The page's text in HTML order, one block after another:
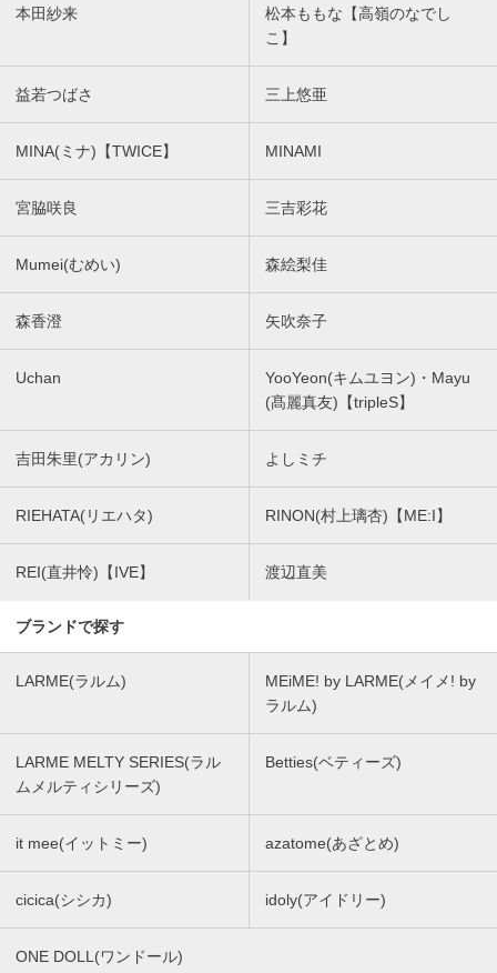
本田紗来
松本ももな【高嶺のなでし
こ】
益若つばさ 三上悠亜
MINA(ミナ)【TWICE】 MINAMI
宮脇咲良 三吉彩花
Mumei(むめい) 森絵梨佳
森香澄 矢吹奈子
Uchan
YooYeon(キムユヨン)・Mayu
(髙麗真友)【tripleS】
吉田朱里(アカリン) よしミチ
RIEHATA(リエハタ) RINON(村上璃杏)【ME:I】
REI(直井怜)【IVE】 渡辺直美
ブランドで探す
LARME(ラルム)
MEiME! by LARME(メイメ! by
ラルム)
LARME MELTY SERIES(ラル
ムメルティシリーズ)
Betties(ベティーズ)
it mee(イットミー) azatome(あざとめ)
cicica(シシカ) idoly(アイドリー)
ONE DOLL(ワンドール)